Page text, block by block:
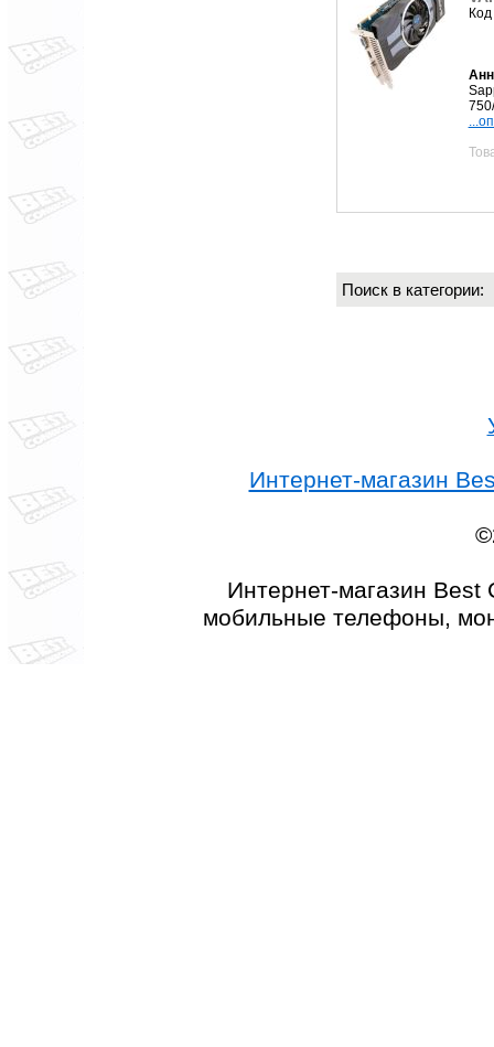
Поиск в
Интернет-магазин
Интернет-магазин Best
мобильные телефоны,